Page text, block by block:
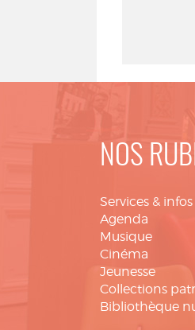
NOS
Services &
Agenda
Musique
Cinéma
Jeunesse
Collections
Bibliothèque